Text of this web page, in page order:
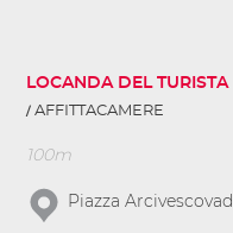
LOCANDA DEL TURISTA
AFFITTACAMERE
100m
Piazza